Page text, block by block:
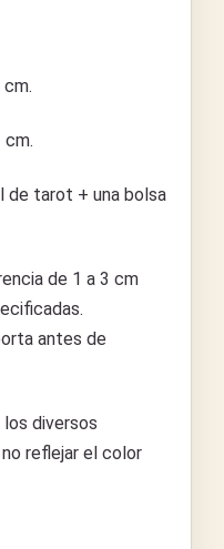
cm.
de tarot + una bolsa
de 1 a 3 cm
antes de
diversos
reflejar el color